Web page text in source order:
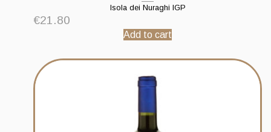
Isola dei Nuraghi IGP
€21.80
Add to cart